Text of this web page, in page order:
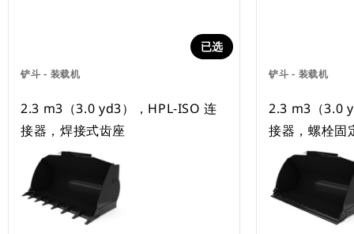
铲斗 - 装载机
已选
2.3 m3（3.0 yd3），HPL-ISO 连
接器，焊接式齿座
铲斗 - 装载机
2.3 m3（3.0
接器，螺栓固